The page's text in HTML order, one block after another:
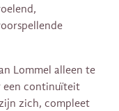
Lommel alleen te
een continuïteit
zich, compleet